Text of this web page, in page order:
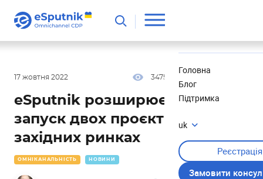
Головна
Блог
Підтримка
uk
Реєстрація
Замовити
17 жовтня 2022 3475
ОМНІКАНАЛЬНІСТЬ НОВИНИ
eSputnik розширюється:
запуск двох проєктів на
західних ринках